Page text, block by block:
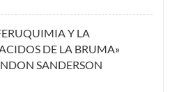
Y LA
DE LA BRUMA»
SANDERSON